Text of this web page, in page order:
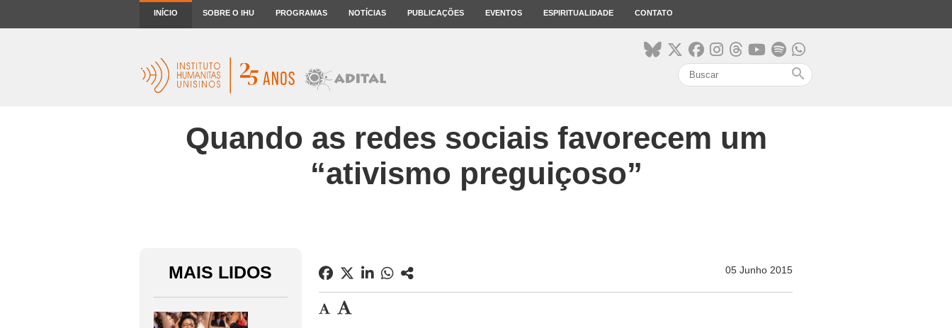
INÍCIO SOBRE O IHU PROGRAMAS NOTÍCIAS PUBLICAÇÕES EVENTOS ESPIRITUALIDADE CONTATO
search
Quando as redes sociais favorecem um
“ativismo preguiçoso”
MAIS LIDOS 05 Junho 2015